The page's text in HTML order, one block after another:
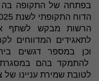
בפתחה של התקופה בה
הרשות מבקש לשתף
לתאגידים המדווחים
וכן במספר דגשים
לטובת שמירת עניינו